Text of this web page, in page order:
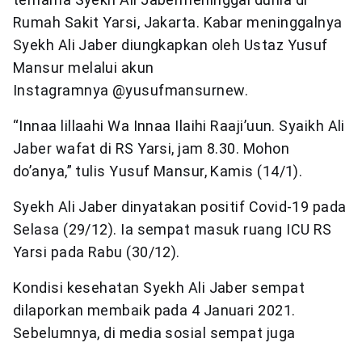
Rumah Sakit Yarsi, Jakarta. Kabar meninggalnya
Syekh Ali Jaber diungkapkan oleh Ustaz Yusuf
Mansur melalui akun
Instagramnya @yusufmansurnew.
“Innaa lillaahi Wa Innaa Ilaihi Raaji’uun. Syaikh Ali
Jaber wafat di RS Yarsi, jam 8.30. Mohon
do’anya,” tulis Yusuf Mansur, Kamis (14/1).
Syekh Ali Jaber dinyatakan positif Covid-19 pada
Selasa (29/12). Ia sempat masuk ruang ICU RS
Yarsi pada Rabu (30/12).
Kondisi kesehatan Syekh Ali Jaber sempat
dilaporkan membaik pada 4 Januari 2021.
Sebelumnya, di media sosial sempat juga